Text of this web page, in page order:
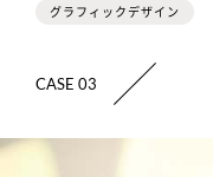
グラフィックデザイン
CASE 03